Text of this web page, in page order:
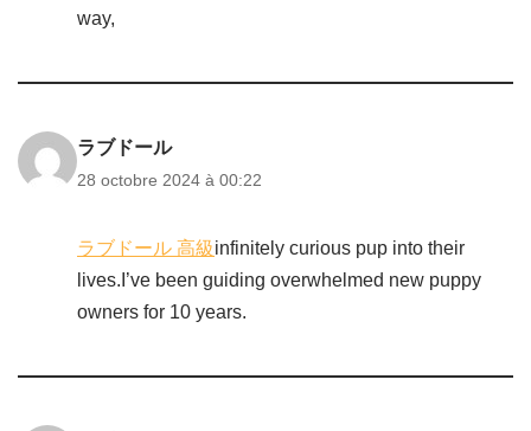
way,
ラブドール
28 octobre 2024 à 00:22
ラブドール 高級infinitely curious pup into their
lives.I’ve been guiding overwhelmed new puppy
owners for 10 years.